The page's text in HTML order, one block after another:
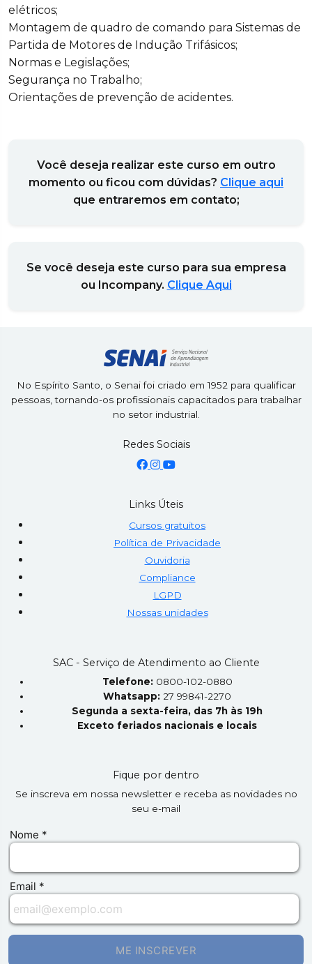
elétricos;
Montagem de quadro de comando para Sistemas de
Partida de Motores de Indução Trifásicos;
Normas e Legislações;
Segurança no Trabalho;
Orientações de prevenção de acidentes.
Você deseja realizar este curso em outro
momento ou ficou com dúvidas? Clique aqui
que entraremos em contato;
Se você deseja este curso para sua empresa
ou Incompany. Clique Aqui
No Espírito Santo, o Senai foi criado em 1952 para qualificar
pessoas, tornando-os profissionais capacitados para trabalhar
no setor industrial.
Redes Sociais
Links Úteis
Cursos gratuitos
Política de Privacidade
Ouvidoria
Compliance
LGPD
Nossas unidades
SAC - Serviço de Atendimento ao Cliente
Telefone: 0800-102-0880
Whatsapp: 27 99841-2270
Segunda a sexta-feira, das 7h às 19h
Exceto feriados nacionais e locais
Fique por dentro
Se inscreva em nossa newsletter e receba as novidades no
seu e-mail